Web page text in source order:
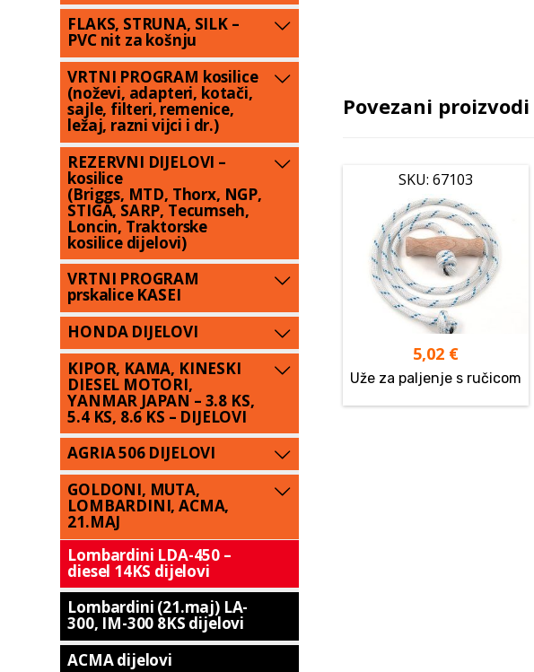
Povezani proizvodi
SKU: 67103
5,02 €
Uže za paljenje s ručicom
FLAKS, STRUNA, SILK –
PVC nit za košnju
VRTNI PROGRAM kosilice
(noževi, adapteri, kotači,
sajle, filteri, remenice,
ležaj, razni vijci i dr.)
REZERVNI DIJELOVI –
kosilice
(Briggs, MTD, Thorx, NGP,
STIGA, SARP, Tecumseh,
Loncin, Traktorske
kosilice dijelovi)
VRTNI PROGRAM
prskalice KASEI
HONDA DIJELOVI
KIPOR, KAMA, KINESKI
DIESEL MOTORI,
YANMAR JAPAN – 3.8 KS,
5.4 KS, 8.6 KS – DIJELOVI
AGRIA 506 DIJELOVI
GOLDONI, MUTA,
LOMBARDINI, ACMA,
21.MAJ
Lombardini LDA-450 –
diesel 14KS dijelovi
Lombardini (21.maj) LA-
300, IM-300 8KS dijelovi
ACMA dijelovi